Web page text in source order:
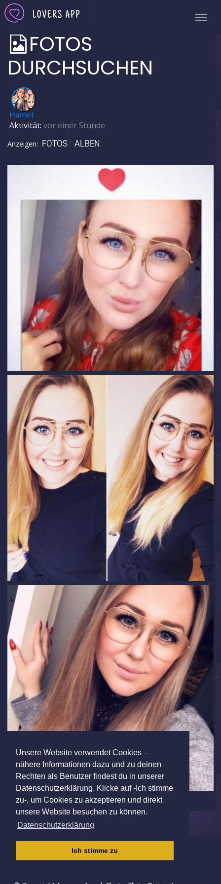
Unsere Website verwendet Cookies –
nähere Informationen dazu und zu deinen
Rechten als Benutzer findest du in unserer
Datenschutzerklärung. Klicke auf -Ich stimme
zu-, um Cookies zu akzeptieren und direkt
unsere Website besuchen zu können.
Datenschutzerklärung
Ich stimme zu
FOTOS
DURCHSUCHEN
✅
Harriet
Aktivität: vor einer Stunde
Anzeigen: FOTOS ALBEN
|AGB|DATENSCHUTZ
KINDERSCHUTZRICHTLINIE